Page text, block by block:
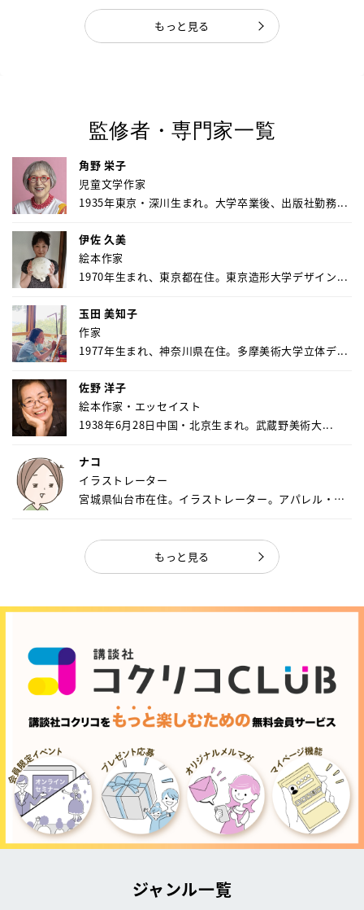
もっと見る
監修者・専門家一覧
角野 栄子
児童文学作家
1935年東京・深川生まれ。大学卒業後、出版社勤務...
伊佐 久美
絵本作家
1970年生まれ、東京都在住。東京造形大学デザイン...
玉田 美知子
作家
1977年生まれ、神奈川県在住。多摩美術大学立体デ...
佐野 洋子
絵本作家・エッセイスト
1938年6月28日中国・北京生まれ。武蔵野美術大...
ナコ
イラストレーター
宮城県仙台市在住。イラストレーター。アパレル・キ
もっと見る
ジャンル一覧